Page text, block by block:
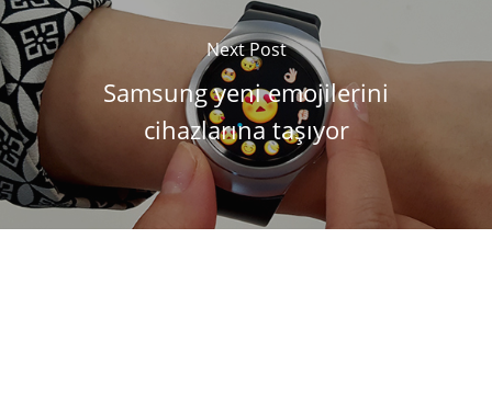
Next Post
Samsung yeni emojilerini
cihazlarına taşıyor